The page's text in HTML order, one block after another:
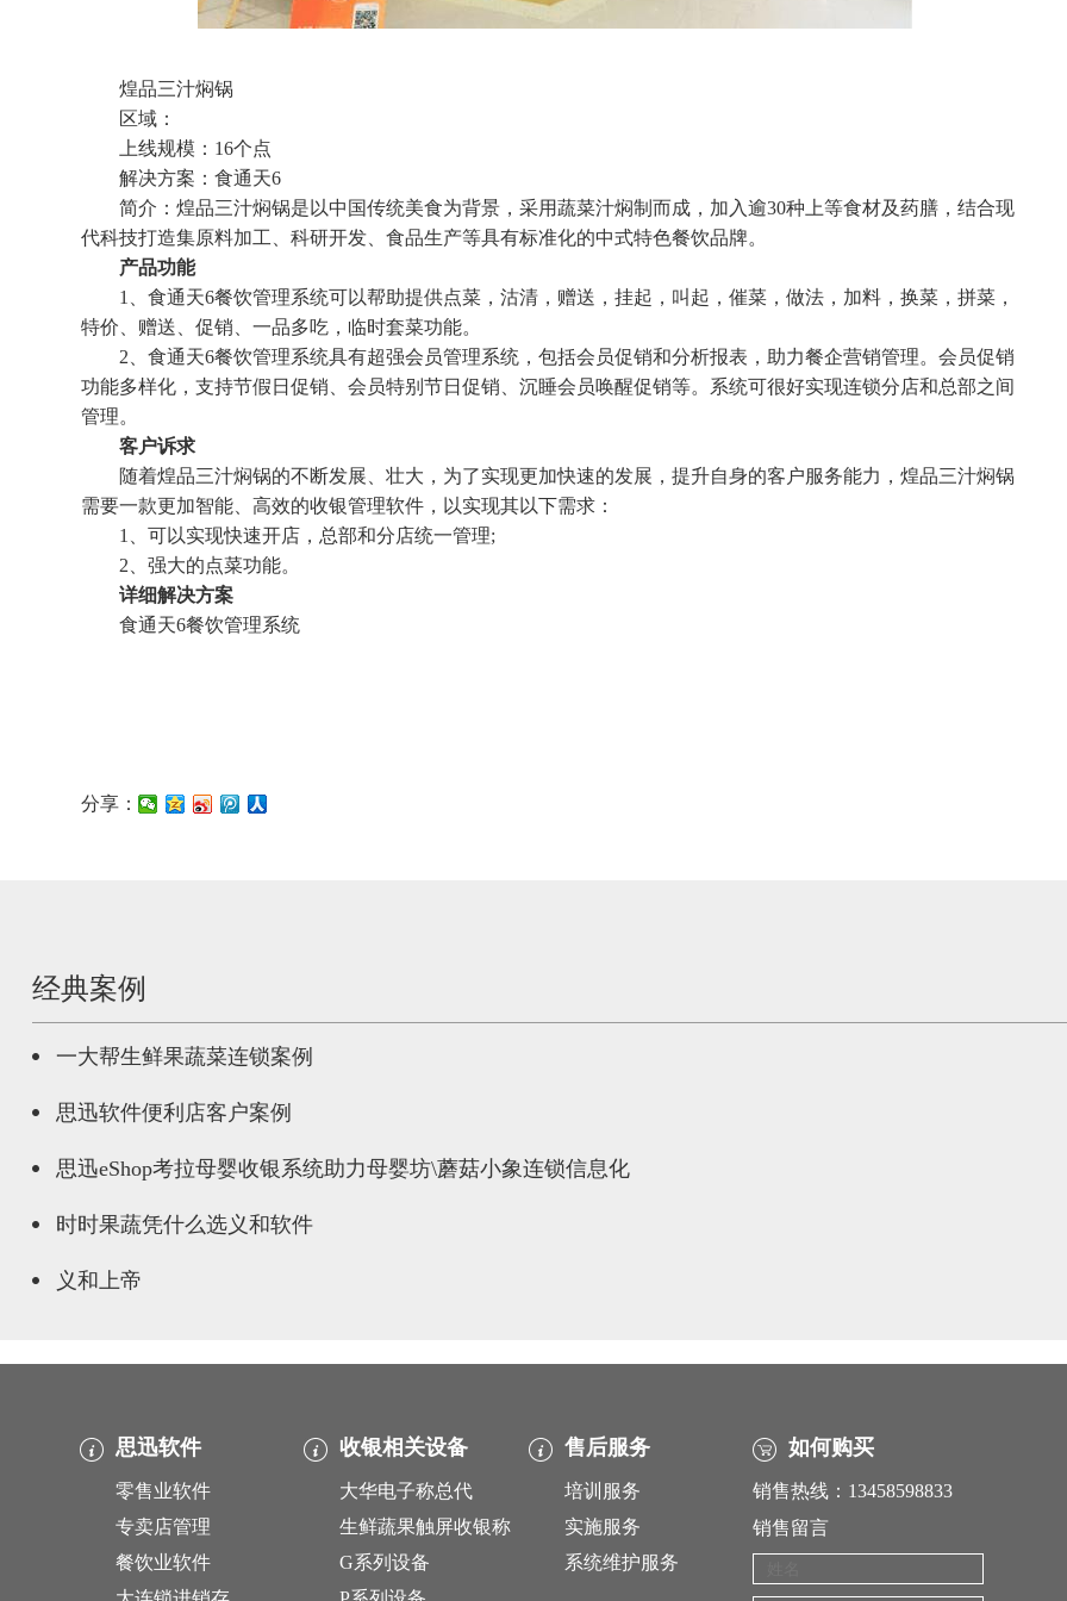
煌品三汁焖锅
区域：
上线规模：16个点
解决方案：食通天6
简介：煌品三汁焖锅是以中国传统美食为背景，采用蔬菜汁焖制而成，加入逾30种上等食材及药膳，结合现
代科技打造集原料加工、科研开发、食品生产等具有标准化的中式特色餐饮品牌。
产品功能
1、食通天6餐饮管理系统可以帮助提供点菜，沽清，赠送，挂起，叫起，催菜，做法，加料，换菜，拼菜，
特价、赠送、促销、一品多吃，临时套菜功能。
2、食通天6餐饮管理系统具有超强会员管理系统，包括会员促销和分析报表，助力餐企营销管理。会员促销
功能多样化，支持节假日促销、会员特别节日促销、沉睡会员唤醒促销等。系统可很好实现连锁分店和总部之间
管理。
客户诉求
随着煌品三汁焖锅的不断发展、壮大，为了实现更加快速的发展，提升自身的客户服务能力，煌品三汁焖锅
需要一款更加智能、高效的收银管理软件，以实现其以下需求：
1、可以实现快速开店，总部和分店统一管理;
2、强大的点菜功能。
详细解决方案
食通天6餐饮管理系统
分享：
经典案例
一大帮生鲜果蔬菜连锁案例
思迅软件便利店客户案例
思迅eShop考拉母婴收银系统助力母婴坊\蘑菇小象连锁信息化
时时果蔬凭什么选义和软件
义和上帝
思迅软件
零售业软件
专卖店管理
餐饮业软件
收银相关设备
大华电子称总代
生鲜蔬果触屏收银称
G系列设备
售后服务
培训服务
实施服务
系统维护服务
如何购买
销售热线：13458598833
销售留言